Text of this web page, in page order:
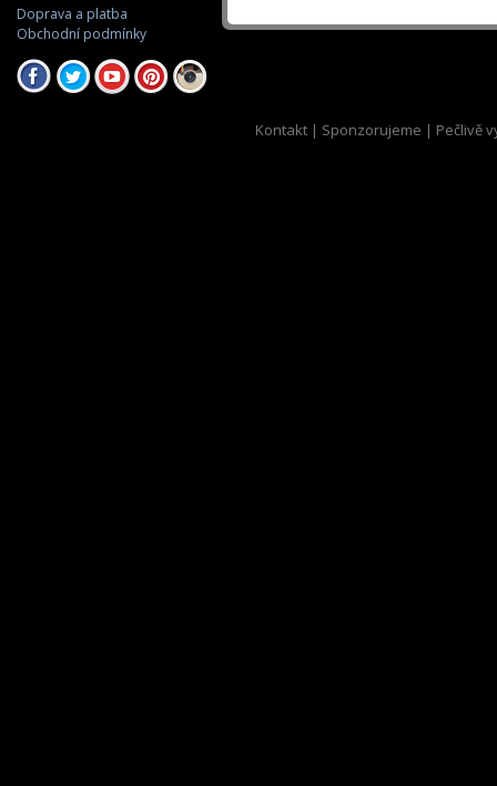
Doprava a platba
Obchodní podmínky
Kontakt | Sponzorujeme | Pečlivě